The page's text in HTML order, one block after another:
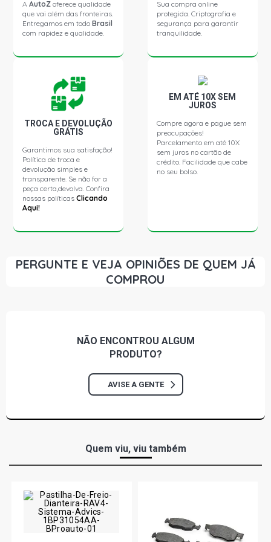
2007)
ASTRA CD SEDAN 2.0 16V GASOLINA (1999 - 2004)
(2005 - 2012)
ASTRA COMFORT SEDAN 2.0 8V FLEXPOWER FLEX
(2005 - 2007)
ASTRA ELEGANCE SEDAN 2.0 8V FLEXPOWER FLEX
(2004 - 2009)
ASTRA ELITE SEDAN 2.0 8V FLEXPOWER FLEX (2005 -
2007)
ASTRA ELEGANCE SEDAN 2.0 8V MPFI GASOLINA (2004
MERIVA MAXX MINIVAN 1.4 8V ECONOFLEX N14YF FLEX
MERIVA STD MINIVAN 1.8 16V GASOLINA (2003 - 2004)
MERIVA JOY MINIVAN 1.8 8V FLEXPOWER FLEX (2005 -
2008)
AAutoZ oferece qualidade
que vai além das fronteiras.
Entregamos em todoBrasil
com rapidez e qualidade.
Sua compra online
protegida. Criptografia e
segurança para garantir
tranquilidade.
TROCA E DEVOLUÇÃO
GRÁTIS
Garantimos sua satisfação!
Política de troca e
devolução simples e
transparente. Se não for a
peça certa,devolva. Confira
nossas políticasClicando
Aqui!
EM ATÉ 10X SEM
JUROS
Compre agora e pague sem
preocupações!
Parcelamento em até 10X
sem juros no cartão de
crédito. Facilidade que cabe
no seu bolso.
PERGUNTE E VEJA OPINIÕES DE QUEM JÁ
COMPROU
NÃO ENCONTROU ALGUM
PRODUTO?
AVISE A GENTE
Quem viu, viu também